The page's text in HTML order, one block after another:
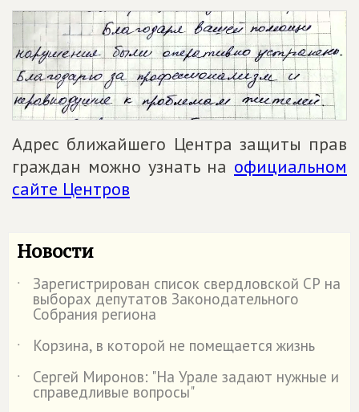
Адрес ближайшего Центра защиты прав
граждан можно узнать на официальном
сайте Центров
Новости
˙ Зарегистрирован список свердловской СР на
выборах депутатов Законодательного
Собрания региона
˙
Корзина, в которой не помещается жизнь
˙
Сергей Миронов: "На Урале задают нужные и
справедливые вопросы"